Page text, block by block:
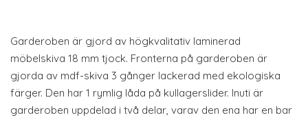
Garderoben är gjord av högkvalitativ laminerad
möbelskiva 18 mm tjock. Fronterna på garderoben är
gjorda av mdf-skiva 3 gånger lackerad med ekologiska
färger. Den har 1 rymlig låda på kullagerslider. Inuti är
garderoben uppdelad i två delar, varav den ena har en bar